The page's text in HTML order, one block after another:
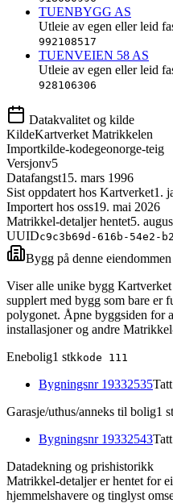
TUENBYGG AS
Utleie av egen eller leid
992108517
TUENVEIEN 58 AS
Utleie av egen eller leid
928106306
Datakvalitet og kilde
KildeKartverket Matrikkelen
Importkilde-kodegeonorge-teig
Versjonv5
Datafangst15. mars 1996
Sist oppdatert hos Kartverket1.
Importert hos oss19. mai 2026
Matrikkel-detaljer hentet5.
UUIDc9c3b69d-616b-54e2-
Bygg på denne
Viser alle unike bygg
supplert med bygg som bare er
polygonet. Åpne byggsiden for
installasjoner og andre
Enebolig1 stkkode 111
Bygningsnr 19332535
Garasje/uthus/anneks til bolig1
Bygningsnr 19332543
Datadekning og prishistorikk
Matrikkel-detaljer er hentet for
hjemmelshavere og tinglyst